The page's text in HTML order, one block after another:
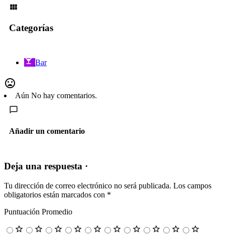
Categorías
Bar
Aún No hay comentarios.
Añadir un comentario
Deja una respuesta ·
Tu dirección de correo electrónico no será publicada. Los campos
obligatorios están marcados con *
Puntuación Promedio